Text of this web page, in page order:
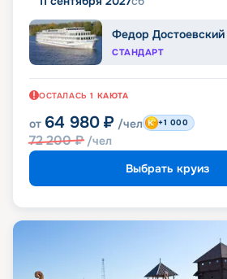
Федор Достоевский
СТАНДАРТ
ОСТАЛАСЬ 1 КАЮТА
от 64 980 ₽ /чел
72 200₽ /чел
+1 000
Выбрать круиз